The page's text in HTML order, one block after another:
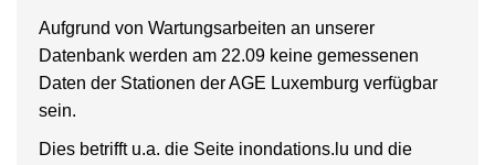
Aufgrund von Wartungsarbeiten an unserer
Datenbank werden am 22.09 keine gemessenen
Daten der Stationen der AGE Luxemburg verfügbar
sein.
Dies betrifft u.a. die Seite inondations.lu und die